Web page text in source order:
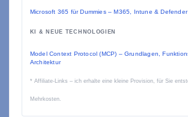
Microsoft 365 für Dummies – M365, Intune & Defender
KI & NEUE TECHNOLOGIEN
Model Context Protocol (MCP) – Grundlagen,
Architektur
* Affiliate-Links – ich erhalte eine kleine Provision, für Sie
Mehrkosten.